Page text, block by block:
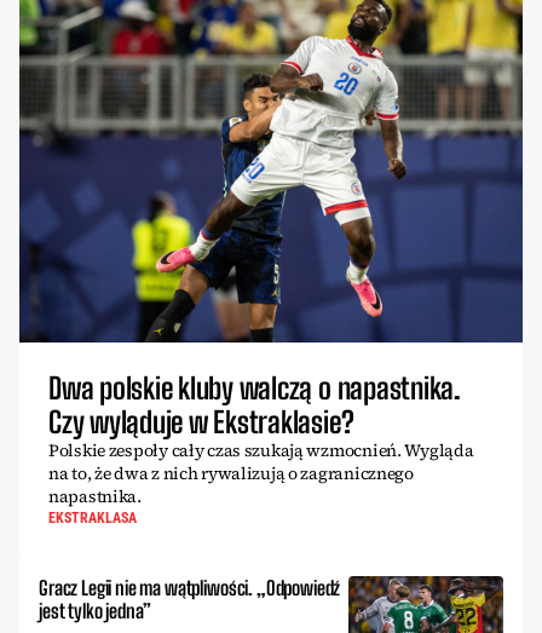
Dwa polskie kluby walczą o napastnika.
Czy wyląduje w Ekstraklasie?
Polskie zespoły cały czas szukają wzmocnień. Wygląda
na to, że dwa z nich rywalizują o zagranicznego
napastnika.
EKSTRAKLASA
Gracz Legii nie ma wątpliwości. „Odpowiedź
jest tylko jedna”